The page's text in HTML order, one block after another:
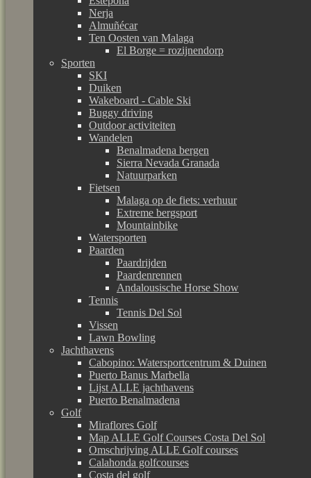
Nerja
Almuñécar
Ten Oosten van Malaga
El Borge = rozijnendorp
Sporten
SKI
Duiken
Wakeboard - Cable Ski
Buggy driving
Outdoor activiteiten
Wandelen
Benalmadena bergen
Sierra Nevada Granada
Natuurparken
Fietsen
Malaga op de fiets: verhuur
Extreme bergsport
Mountainbike
Watersporten
Paarden
Paardrijden
Paardenrennen
Andalousische Horse Show
Tennis
Tennis Del Sol
Vissen
Lawn Bowling
Jachthavens
Cabopino: Watersportcentrum & Duinen
Puerto Banus Marbella
Lijst ALLE jachthavens
Puerto Benalmadena
Golf
Miraflores Golf
Map ALLE Golf Courses Costa Del Sol
Omschrijving ALLE Golf courses
Calahonda golfcourses
Costa del golf